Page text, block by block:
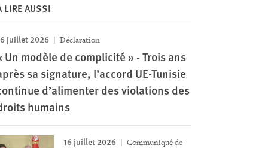
LIRE AUSSI
juillet 2026 Déclaration
Un modèle de complicité » - Trois ans
sa signature, l’accord UE-Tunisie
d’alimenter des violations des
humains
16 juillet 2026
Communiqué de